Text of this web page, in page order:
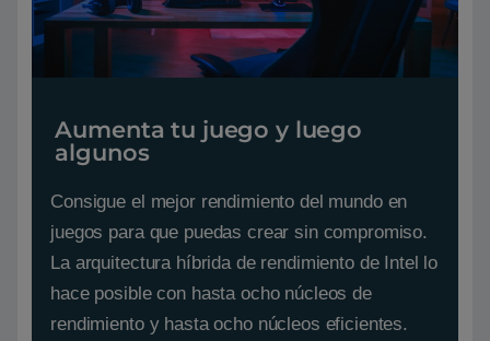
Aumenta tu juego y luego
algunos
Consigue el mejor rendimiento del mundo en
juegos para que puedas crear sin compromiso.
La arquitectura híbrida de rendimiento de Intel lo
hace posible con hasta ocho núcleos de
rendimiento y hasta ocho núcleos eficientes.